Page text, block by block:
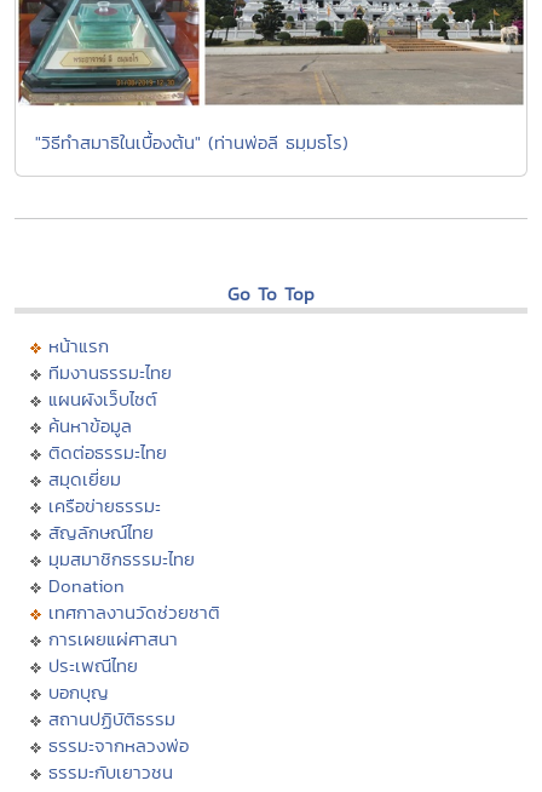
"วิธีทำสมาธิในเบื้องต้น" (ท่านพ่อลี ธมฺมธโร)
Go To Top
หน้าแรก
ทีมงานธรรมะไทย
แผนผังเว็บไซต์
ค้นหาข้อมูล
ติดต่อธรรมะไทย
สมุดเยี่ยม
เครือข่ายธรรมะ
สัญลักษณ์ไทย
มุมสมาชิกธรรมะไทย
Donation
เทศกาลงานวัดช่วยชาติ
การเผยแผ่ศาสนา
ประเพณีไทย
บอกบุญ
สถานปฏิบัติธรรม
ธรรมะจากหลวงพ่อ
ธรรมะกับเยาวชน